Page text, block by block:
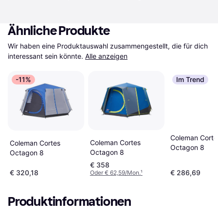
Ähnliche Produkte
Wir haben eine Produktauswahl zusammengestellt, die für dich
interessant sein könnte. Alle anzeigen
-11%
Coleman Cortes
Octagon 8
€ 320,18
Coleman Cortes
Octagon 8
€ 358
Oder € 62,59/Mon.¹
Im Trend
Coleman
Octagon 8
€ 286,69
Produktinformationen